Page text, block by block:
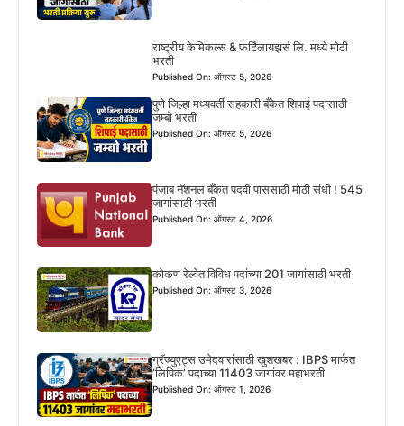
राष्ट्रीय केमिकल्स & फर्टिलायझर्स लि. मध्ये मोठी
भरती
Published On: ऑगस्ट 5, 2026
पुणे जिल्हा मध्यवर्ती सहकारी बँकेत शिपाई पदासाठी
जम्बो भरती
Published On: ऑगस्ट 5, 2026
पंजाब नॅशनल बँकेत पदवी पाससाठी मोठी संधी ! 545
जागांसाठी भरती
Published On: ऑगस्ट 4, 2026
कोकण रेल्वेत विविध पदांच्या 201 जागांसाठी भरती
Published On: ऑगस्ट 3, 2026
ग्रॅज्युएट्स उमेदवारांसाठी खुशखबर : IBPS मार्फत
‘लिपिक’ पदाच्या 11403 जागांवर महाभरती
Published On: ऑगस्ट 1, 2026